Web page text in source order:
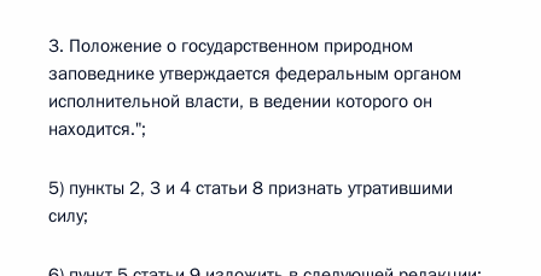
3. Положение о государственном природном
заповеднике утверждается федеральным органом
исполнительной власти, в ведении которого он
находится.";
5) пункты 2, 3 и 4 статьи 8 признать утратившими
силу;